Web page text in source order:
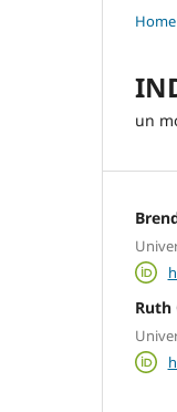
Home
un
Ruth